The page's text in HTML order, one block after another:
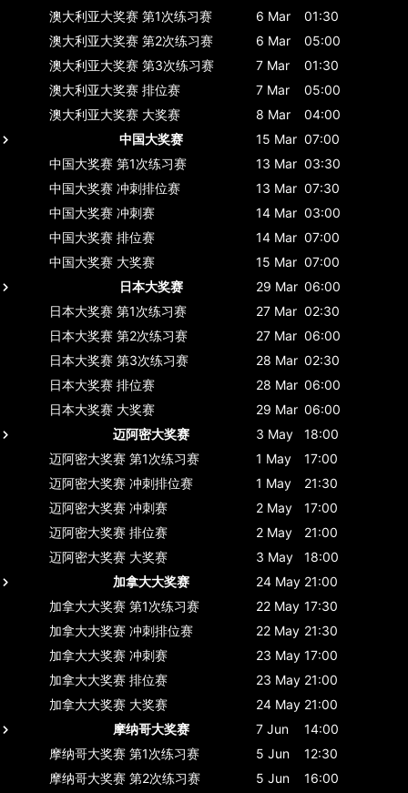
澳大利亚大奖赛 第1次练习赛 6 Mar
01:30
澳大利亚大奖赛 第2次练习赛 6 Mar
05:00
澳大利亚大奖赛 第3次练习赛 7 Mar
01:30
澳大利亚大奖赛 排位赛 7 Mar
05:00
澳大利亚大奖赛 大奖赛 8 Mar
04:00
中国大奖赛
15 Mar 07:00
中国大奖赛 第1次练习赛 13 Mar 03:30
中国大奖赛 冲刺排位赛 13 Mar 07:30
中国大奖赛 冲刺赛 14 Mar 03:00
中国大奖赛 排位赛 14 Mar 07:00
中国大奖赛 大奖赛 15 Mar 07:00
日本大奖赛
29 Mar 06:00
日本大奖赛 第1次练习赛 27 Mar 02:30
日本大奖赛 第2次练习赛 27 Mar 06:00
日本大奖赛 第3次练习赛 28 Mar 02:30
日本大奖赛 排位赛 28 Mar 06:00
日本大奖赛 大奖赛 29 Mar 06:00
迈阿密大奖赛
3 May
18:00
迈阿密大奖赛 第1次练习赛 1 May
17:00
迈阿密大奖赛 冲刺排位赛 1 May
21:30
迈阿密大奖赛 冲刺赛 2 May
17:00
迈阿密大奖赛 排位赛 2 May
21:00
迈阿密大奖赛 大奖赛 3 May
18:00
加拿大大奖赛
24 May 21:00
加拿大大奖赛 第1次练习赛 22 May 17:30
加拿大大奖赛 冲刺排位赛 22 May 21:30
加拿大大奖赛 冲刺赛 23 May 17:00
加拿大大奖赛 排位赛 23 May 21:00
加拿大大奖赛 大奖赛 24 May 21:00
摩纳哥大奖赛
7 Jun
14:00
摩纳哥大奖赛 第1次练习赛 5 Jun
12:30
摩纳哥大奖赛 第2次练习赛 5 Jun
16:00